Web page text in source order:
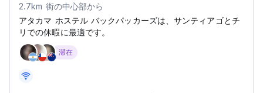
2.7km 街の中心部から
アタカマ ホステル バックパッカーズは、サンティアゴとチ
リでの休暇に最適です。
滞在